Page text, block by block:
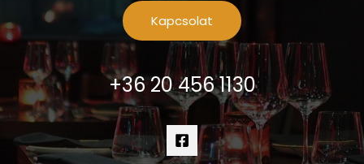
Kapcsolat
+36 20 456 1130